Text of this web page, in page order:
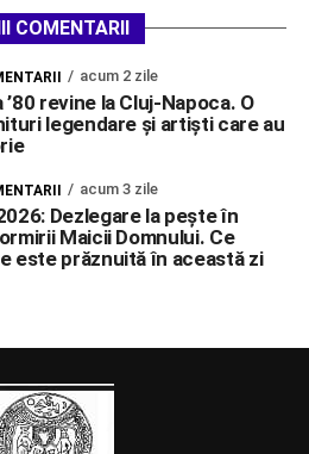
COMENTARII
acum 2 zile
revine la Cluj-Napoca. O
legendare și artiști care au
acum 3 zile
Dezlegare la pește în
Maicii Domnului. Ce
este prăznuită în această zi